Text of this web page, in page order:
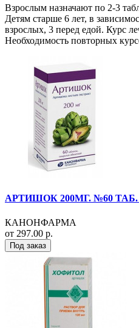
Взрослым назначают по 2-3
Детям старше 6 лет, в
взрослых, 3 перед едой. Курс
Необходимость повторных
АРТИШОК 200МГ. №60
КАНОНФАРМА
от 297.00 р.
Под заказ